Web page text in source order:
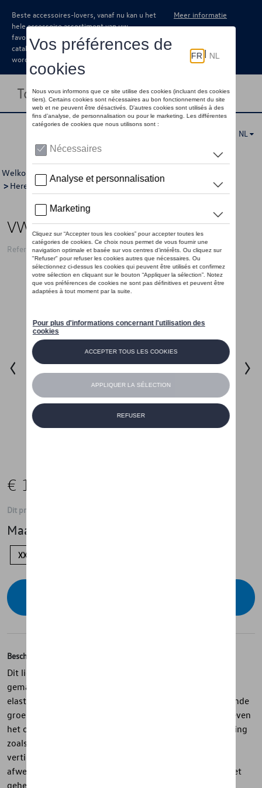
Beste accessoires-lovers, vanaf nu kan u het
hele accessoire assortiment van uw
favoriete merk terugvinden in de online
catalogus. Deze kunnen steeds besteld
worden via uw dealer.
Meer informatie
Toggle navigation
NL
Welkom >Voor u California Collectie
> Heren > Detail
VW sportjas California, groen - S
Referentie: 7TG084003A 212
€ 105,00
Dit product is momenteel niet op stock
Maat
XXL
Beschrijving
Dit lichtgewicht sportjas uit de California-collectie is
gemaakt van een comfortabele mix van polyester en
elastaan en biedt een soepele, sportieve fit. Contrasterende
groene accenten aan capuchon, manchetten en zoom geven
het ontwerp een frisse uitstraling, terwijl subtiele branding
zoals het ton-sur-ton California-logo op de mouw en de
verticale print op de borst zorgen voor een verfijnde
afwerking. De ritssluiting met siliconen trekker maakt het
geheel functioneel en modern, geïnspireerd op de